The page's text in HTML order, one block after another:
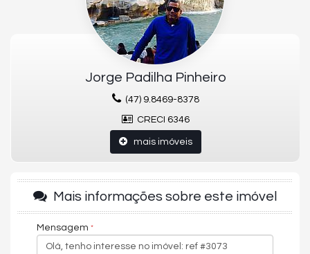
Sacada com churrasqueira a gás
Área total (m²)209.28m²
Área privativa (m²)167.47m²
EMPREENDIMENTO
Hidromassagem na piscina
Sala de jogos
Brinquedoteca
Sala de Reunião
Sauna
Salão de festas
Espaço gourmet
Jorge Padilha Pinheiro
(47) 9.8469-8378
CRECI 6346
mais imóveis
Mais informações sobre este imóvel
Mensagem